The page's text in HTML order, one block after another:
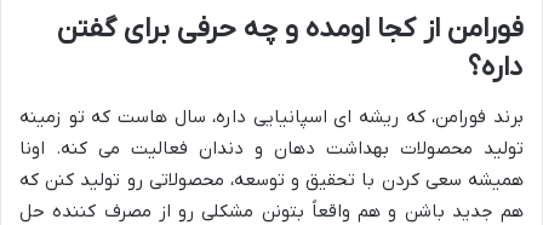
فورامن از کجا اومده و چه حرفی برای گفتن
داره؟
برند فورامن، که ریشه ای اسپانیایی داره، سال هاست که تو زمینه
تولید محصولات بهداشت دهان و دندان فعالیت می کنه. اونا
همیشه سعی کردن با تحقیق و توسعه، محصولاتی رو تولید کنن که
هم جدید باشن و هم واقعاً بتونن مشکلی رو از مصرف کننده حل